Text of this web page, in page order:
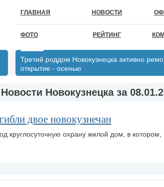
ГЛАВНАЯ НОВОСТИ
ФОТО РЕЙТИНГ
Третий роддом Новокузнецка активно
открытие - осенью
Новости Новокузнецка за
двое новокузнечан
круглосуточную охрану жилой дом, в